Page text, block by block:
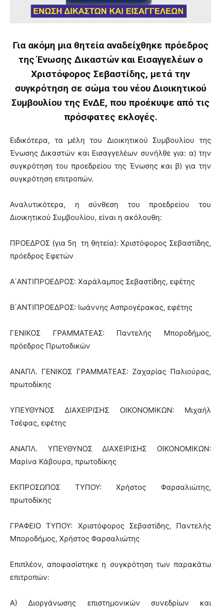
Για ακόμη μια θητεία αναδείχθηκε πρόεδρος
της Ένωσης Δικαστών και Εισαγγελέων ο
Χριστόφορος Σεβαστίδης, μετά την
συγκρότηση σε σώμα του νέου Διοικητικού
Συμβουλίου της ΕνΔΕ, που προέκυψε από τις
πρόσφατες εκλογές.
Ειδικότερα, τα μέλη του Διοικητικού Συμβουλίου της
Ένωσης Δικαστών και Εισαγγελέων συνήλθε για: α) την
συγκρότηση του προεδρείου της Ένωσης και β) για την
συγκρότηση επιτροπών.
Αναλυτικότερα, η σύνθεση του προεδρείου του
Διοικητικού Συμβουλίου, είναι η ακόλουθη:
ΠΡΟΕΔΡΟΣ (για 5η τη θητεία): Χριστόφορος Σεβαστίδης,
πρόεδρος Εφετών
Α΄ΑΝΤΙΠΡΟΕΔΡΟΣ: Χαράλαμπος Σεβαστίδης, εφέτης
Β΄ΑΝΤΙΠΡΟΕΔΡΟΣ: Ιωάννης Ασπρογέρακας, εφέτης
ΓΕΝΙΚΟΣ ΓΡΑΜΜΑΤΕΑΣ: Παντελής Μποροδήμος,
πρόεδρος Πρωτοδικών
ΑΝΑΠΛ. ΓΕΝΙΚΟΣ ΓΡΑΜΜΑΤΕΑΣ: Ζαχαρίας Παλιούρας,
πρωτοδίκης
ΥΠΕΥΘΥΝΟΣ ΔΙΑΧΕΙΡΙΣΗΣ ΟΙΚΟΝΟΜΙΚΩΝ: Μιχαήλ
Τσέφας, εφέτης
ΑΝΑΠΛ. ΥΠΕΥΘΥΝΟΣ ΔΙΑΧΕΙΡΙΣΗΣ ΟΙΚΟΝΟΜΙΚΩΝ:
Μαρίνα Κάβουρα, πρωτοδίκης
ΕΚΠΡΟΣΩΠΟΣ ΤΥΠΟΥ: Χρήστος Φαρσαλιώτης,
πρωτοδίκης
ΓΡΑΦΕΙΟ ΤΥΠΟΥ: Χριστόφορος Σεβαστίδης, Παντελής
Μποροδήμος, Χρήστος Φαρσαλιώτης
Επιπλέον, αποφασίστηκε η συγκρότηση των παρακάτω
επιτροπών:
Α) Διοργάνωσης επιστημονικών συνεδρίων και